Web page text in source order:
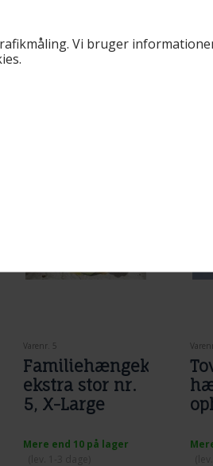
Vi bruger
også
Varenr. 5
Familiehængekøje
ekstra stor nr.
5, X-Large
Mere end 10 på lager